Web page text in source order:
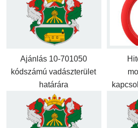
Ajánlás 10-701050
kódszámú vadászterület
határára